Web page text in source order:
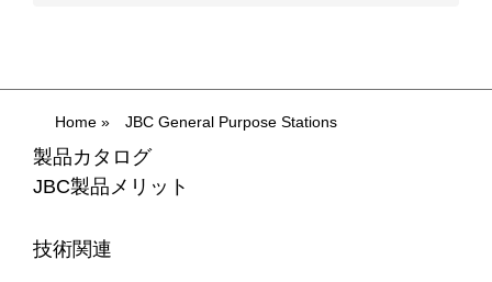
Home» JBC General Purpose Stations
製品カタログ
JBC製品メリット
技術関連